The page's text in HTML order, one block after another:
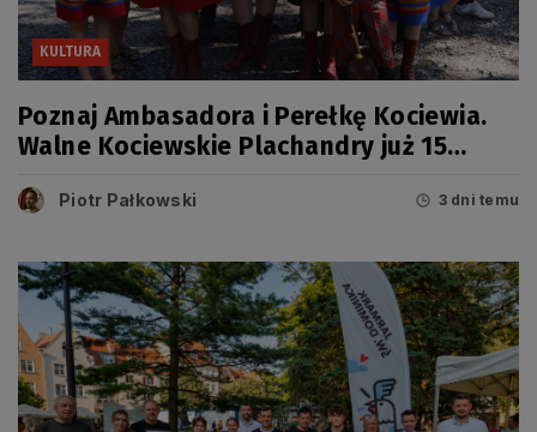
KULTURA
Poznaj Ambasadora i Perełkę Kociewia.
Walne Kociewskie Plachandry już 15
Piotr Pałkowski 3 dni temu